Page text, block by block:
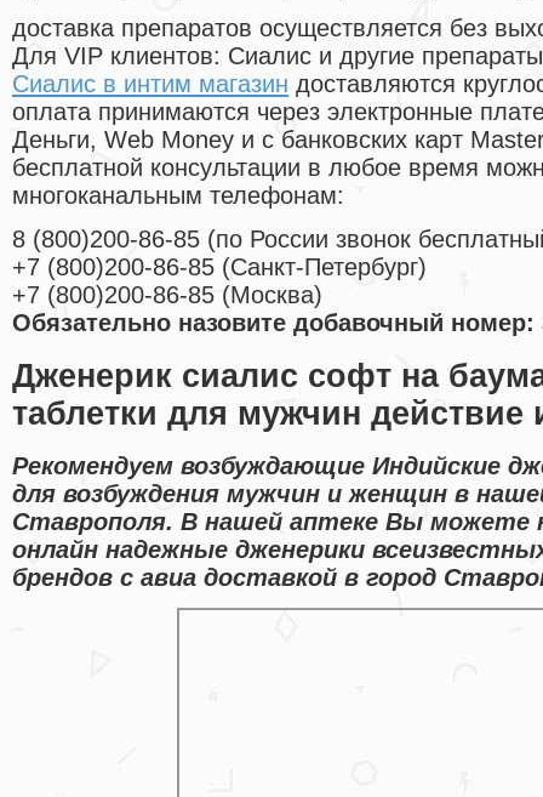
доставка препаратов осуществляется без
Для VIP клиентов: Сиалис и другие
Сиалис в интим магазин доставляются
оплата принимаются через электронные
Деньги, Web Money и с банковских карт
бесплатной консультации в любое время
многоканальным телефонам:
8 (800)200-86-85 (по России звонок
+7 (800)200-86-85 (Санкт-Петербург)
+7 (800)200-86-85 (Москва)
Обязательно назовите добавочный номер:
Дженерик сиалис софт на
таблетки для мужчин
Рекомендуем возбуждающие Индийские
для возбуждения мужчин и женщин в
Ставрополя. В нашей аптеке Вы можете
онлайн надежные дженерики
брендов с авиа доставкой в город